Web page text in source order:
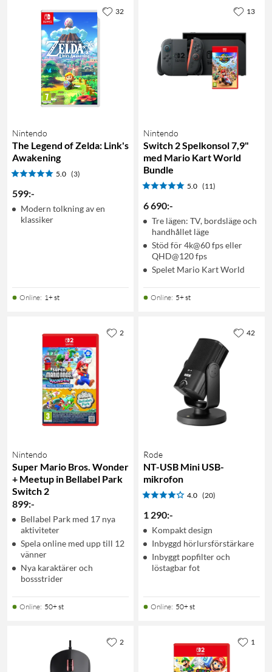
Nintendo
The Legend of Zelda: Link's
Awakening
5.0 (3)
599:-
Modern tolkning av en
klassiker
Online: 1+ st
32
Nintendo
Switch 2 Spelkonsol 7,9"
med Mario Kart World
Bundle
5.0 (11)
6 690:-
Tre lägen: TV, bordsläge och
handhållet läge
Stöd för 4k@60 fps eller
QHD@120 fps
Spelet Mario Kart World
Online: 5+ st
13
Nintendo
Super Mario Bros. Wonder
+ Meetup in Bellabel Park
Switch 2
899:-
Bellabel Park med 17 nya
aktiviteter
Spela online med upp till 12
vänner
Nya karaktärer och
bossstrider
Online: 50+ st
2
Rode
NT-USB Mini USB-
mikrofon
4.0 (20)
1 290:-
Kompakt design
Inbyggd hörlursförstärkare
Inbyggt popfilter och
löstagbar fot
Online: 50+ st
42
2 1